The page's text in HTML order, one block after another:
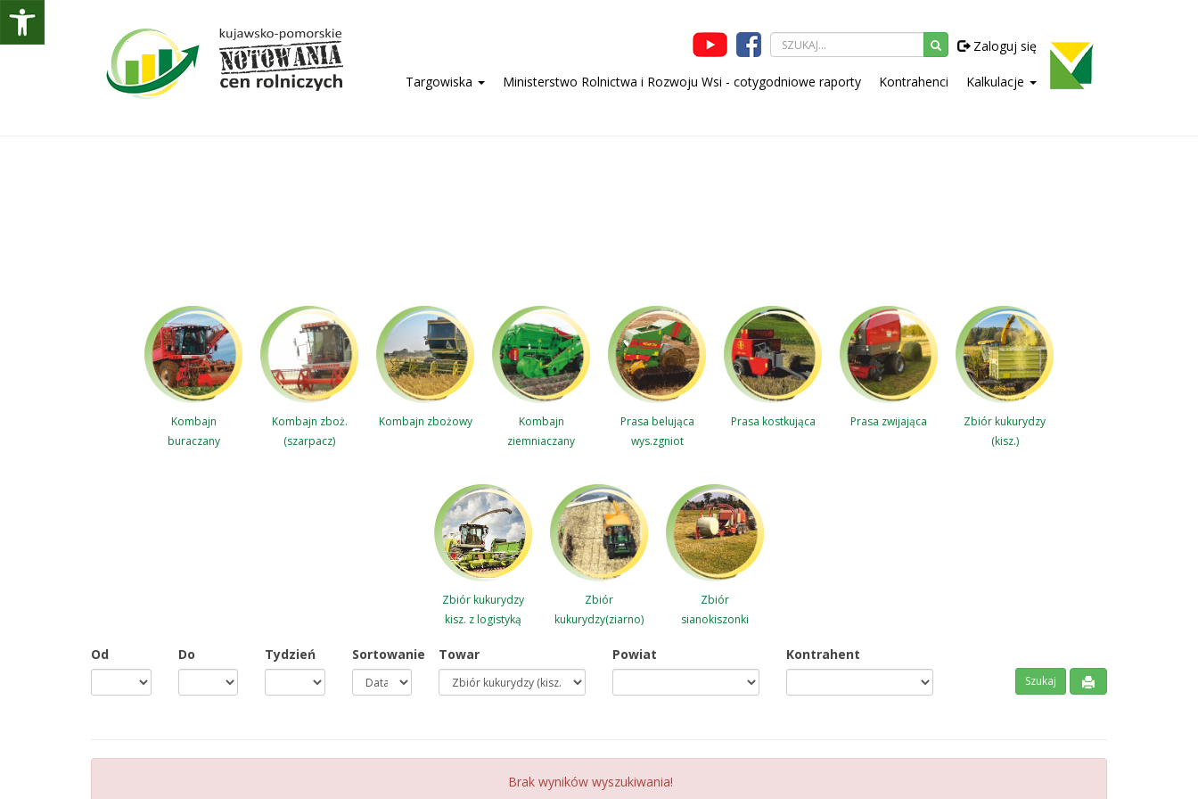
Zaloguj się
Targowiska Ministerstwo Rolnictwa i Rozwoju Wsi - cotygodniowe raporty Kontrahenci Kalkulacje
Kombajn
buraczany
Kombajn zboż.
(szarpacz)
Kombajn zbożowy
Kombajn
ziemniaczany
Prasa belująca
wys.zgniot
Prasa kostkująca Prasa zwijająca
Zbiór kukurydzy
(kisz.)
Zbiór kukurydzy
kisz. z logistyką
Zbiór
kukurydzy(ziarno)
Zbiór
sianokiszonki
Od Do Tydzień Sortowanie Towar Powiat Kontrahent
Brak wyników wyszukiwania!